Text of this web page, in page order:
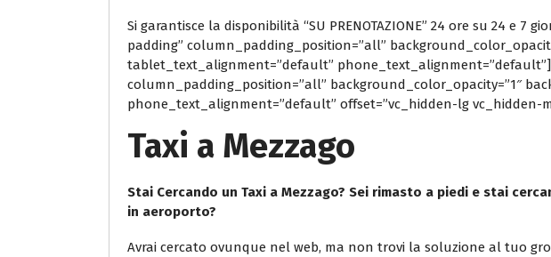
Si garantisce la disponibilità “SU PRENOTAZIONE” 24 ore su 24
padding” column_padding_position=”all”
tablet_text_alignment=”default”
column_padding_position=”all” background_color_opacity=”1″
phone_text_alignment=”default” offset=”vc_hidden-lg vc_hidden-
Taxi a Mezzago
Stai Cercando un Taxi a Mezzago? Sei rimasto a piedi e stai
in aeroporto?
Avrai cercato ovunque nel web, ma non trovi la soluzione al tuo